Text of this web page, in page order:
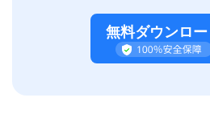
無料ダウンロー